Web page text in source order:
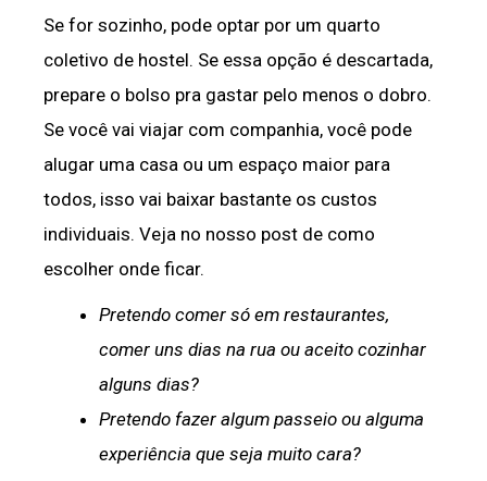
Se for sozinho, pode optar por um quarto
coletivo de hostel. Se essa opção é descartada,
prepare o bolso pra gastar pelo menos o dobro.
Se você vai viajar com companhia, você pode
alugar uma casa ou um espaço maior para
todos, isso vai baixar bastante os custos
individuais. Veja no nosso post de como
escolher onde ficar.
Pretendo comer só em restaurantes,
comer uns dias na rua ou aceito cozinhar
alguns dias?
Pretendo fazer algum passeio ou alguma
experiência que seja muito cara?